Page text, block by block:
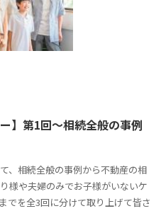
】第1回～相続全般の事例
、相続全般の事例から不動産の相
様や夫婦のみでお子様がいないケ
でを全3回に分けて取り上げて皆さ